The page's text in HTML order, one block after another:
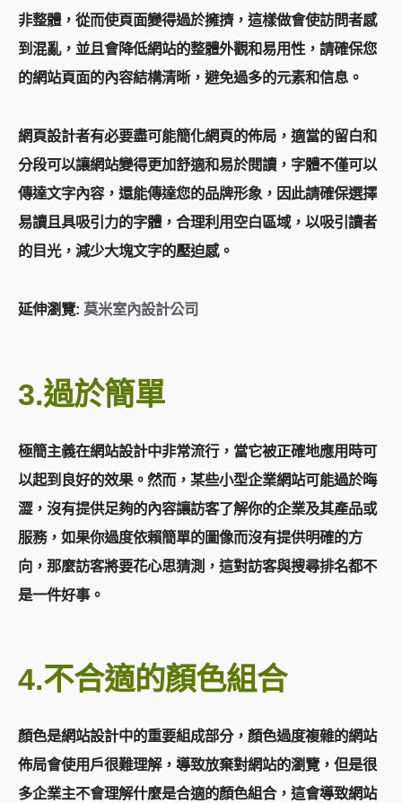
非整體，從而使頁面變得過於擁擠，這樣做會使訪問者感
到混亂，並且會降低網站的整體外觀和易用性，請確保您
的網站頁面的內容結構清晰，避免過多的元素和信息。
網頁設計者有必要盡可能簡化網頁的佈局，適當的留白和
分段可以讓網站變得更加舒適和易於閱讀，字體不僅可以
傳達文字內容，還能傳達您的品牌形象，因此請確保選擇
易讀且具吸引力的字體，合理利用空白區域，以吸引讀者
的目光，減少大塊文字的壓迫感。
延伸瀏覽: 莫米室內設計公司
3.過於簡單
極簡主義在網站設計中非常流行，當它被正確地應用時可
以起到良好的效果。然而，某些小型企業網站可能過於晦
澀，沒有提供足夠的內容讓訪客了解你的企業及其產品或
服務，如果你過度依賴簡單的圖像而沒有提供明確的方
向，那麼訪客將要花心思猜測，這對訪客與搜尋排名都不
是一件好事。
4.不合適的顏色組合
顏色是網站設計中的重要組成部分，顏色過度複雜的網站
佈局會使用戶很難理解，導致放棄對網站的瀏覽，但是很
多企業主不會理解什麼是合適的顏色組合，這會導致網站